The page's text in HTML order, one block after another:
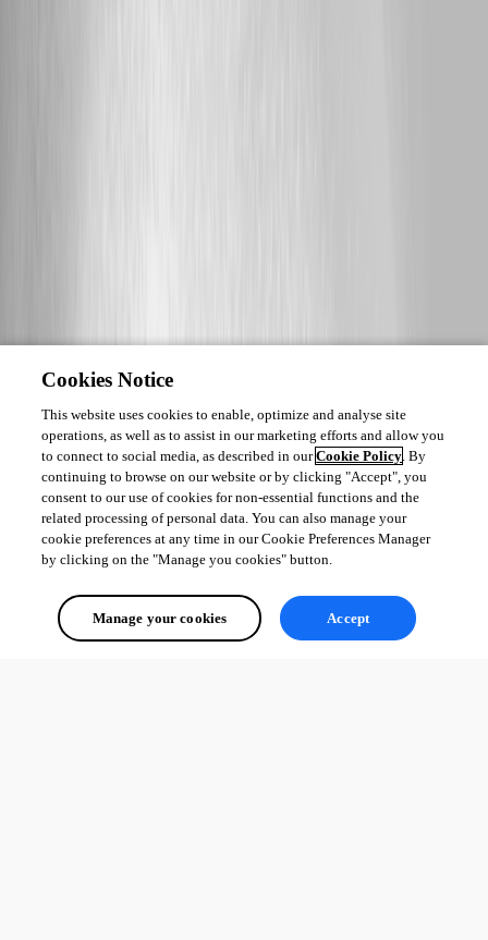
Cookies Notice
This website uses cookies to enable, optimize and analyse site
operations, as well as to assist in our marketing efforts and allow you
to connect to social media, as described in ourCookie Policy. By
continuing to browse on our website or by clicking "Accept", you
consent to our use of cookies for non-essential functions and the
related processing of personal data. You can also manage your
cookie preferences at any time in our Cookie Preferences Manager
by clicking on the "Manage you cookies" button.
Manage your cookies Accept